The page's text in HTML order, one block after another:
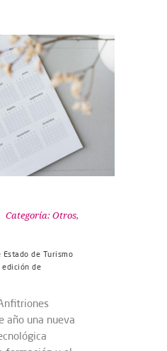
Categoría: Otros,
de Turismo
edición de
año una nueva